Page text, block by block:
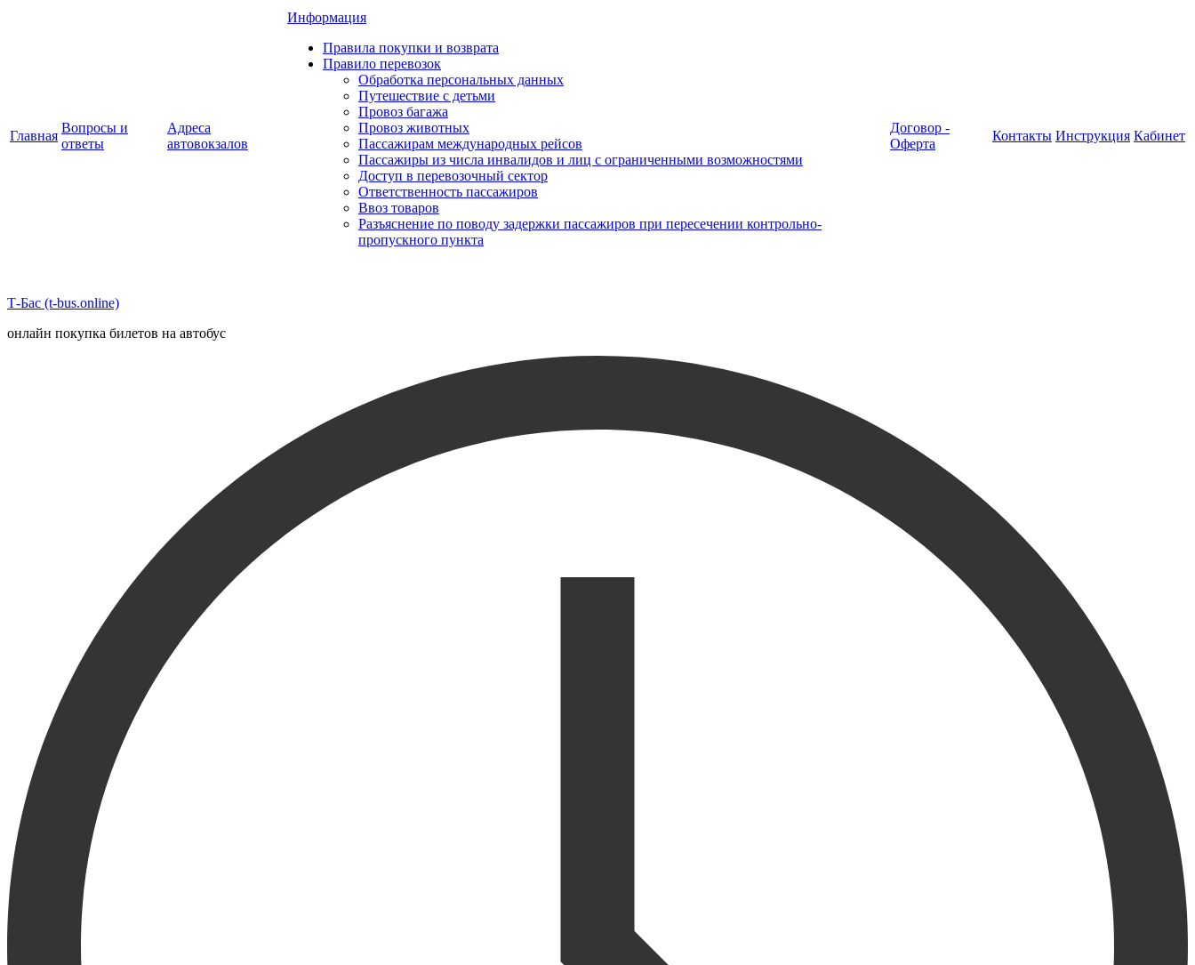
Главная
Вопросы и
ответы
Адреса
автовокзалов
Информация
Правила покупки и возврата
Правило перевозок
Обработка персональных данных
Путешествие с детьми
Провоз багажа
Провоз животных
Пассажирам международных рейсов
Пассажиры из числа инвалидов и лиц с ограниченными возможностями
Доступ в перевозочный сектор
Ответственность пассажиров
Ввоз товаров
Разъяснение по поводу задержки пассажиров при пересечении контрольно-
пропускного пункта
Договор -
Оферта
Контакты Инструкция Кабинет
Т-Бас (t-bus.online)
онлайн покупка билетов на автобус